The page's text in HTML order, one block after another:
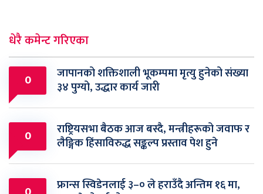
धेरै कमेन्ट गरिएका
0 जापानको शक्तिशाली भूकम्पमा मृत्यु हुनेको संख्या
३४ पुग्यो, उद्धार कार्य जारी
0 राष्ट्रियसभा बैठक आज बस्दै, मन्त्रीहरूको जवाफ र
लैङ्गिक हिंसाविरुद्ध सङ्कल्प प्रस्ताव पेश हुने
फ्रान्स स्विडेनलाई ३–० ले हराउँदै अन्तिम १६ मा,